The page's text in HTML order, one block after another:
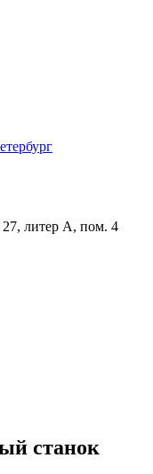
27, литер А, пом. 4
станок